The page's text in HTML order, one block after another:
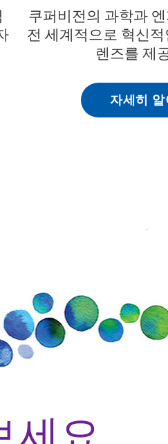
쿠퍼비전의 과학과
전 세계적으로 혁신
렌즈를 제
자세히